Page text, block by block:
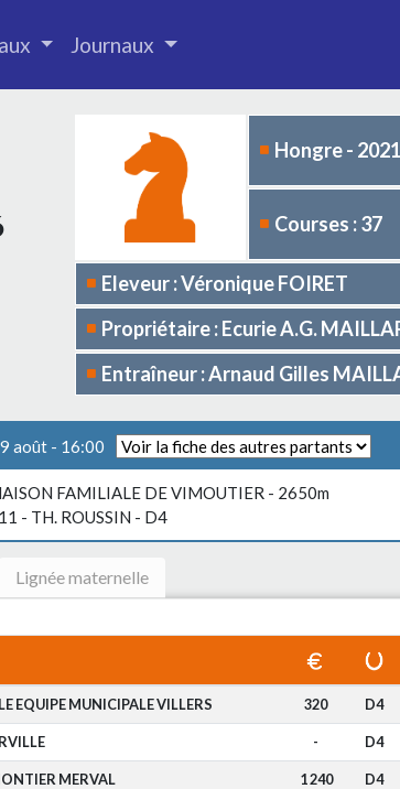
Journaux
Hongre - 2021
Courses : 37
Eleveur : Véronique FOIRET
Propriétaire : Ecurie A.G.
Entraîneur : Arnaud Gilles
août - 16:00
FAMILIALE DE VIMOUTIER - 2650m
- TH. ROUSSIN - D4
Lignée maternelle
EQUIPE MUNICIPALE VILLERS 320 D4
- D4
MERVAL 1 240 D4